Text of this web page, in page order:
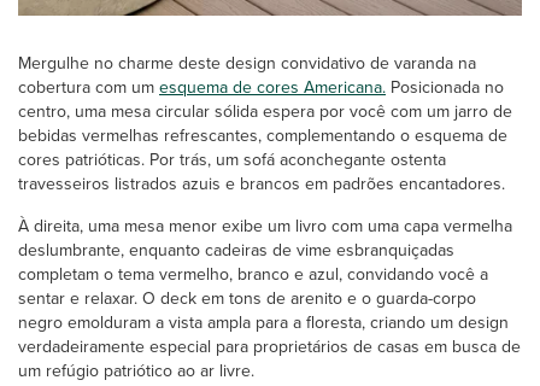
Mergulhe no charme deste design convidativo de varanda na
cobertura com umesquema de cores Americana. Posicionada no
centro, uma mesa circular sólida espera por você com um jarro de
bebidas vermelhas refrescantes, complementando o esquema de
cores patrióticas. Por trás, um sofá aconchegante ostenta
travesseiros listrados azuis e brancos em padrões encantadores.
À direita, uma mesa menor exibe um livro com uma capa vermelha
deslumbrante, enquanto cadeiras de vime esbranquiçadas
completam o tema vermelho, branco e azul, convidando você a
sentar e relaxar. O deck em tons de arenito e o guarda-corpo
negro emolduram a vista ampla para a floresta, criando um design
verdadeiramente especial para proprietários de casas em busca de
um refúgio patriótico ao ar livre.